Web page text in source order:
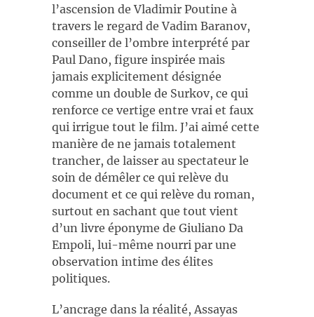
l’ascension de Vladimir Poutine à
travers le regard de Vadim Baranov,
conseiller de l’ombre interprété par
Paul Dano, figure inspirée mais
jamais explicitement désignée
comme un double de Surkov, ce qui
renforce ce vertige entre vrai et faux
qui irrigue tout le film. J’ai aimé cette
manière de ne jamais totalement
trancher, de laisser au spectateur le
soin de démêler ce qui relève du
document et ce qui relève du roman,
surtout en sachant que tout vient
d’un livre éponyme de Giuliano Da
Empoli, lui-même nourri par une
observation intime des élites
politiques.
L’ancrage dans la réalité, Assayas